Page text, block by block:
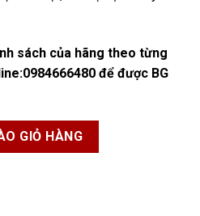
sách của hãng theo từng
0984666480 để được BG
lượng
GIỎ HÀNG